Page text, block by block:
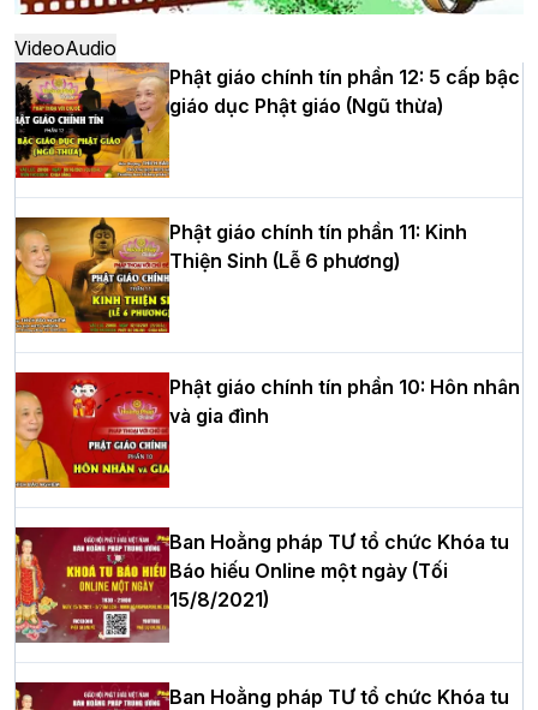
thứ XIV tại chùa Bằng
Học yêu thương trong ngày tu tập thứ
tư của Khóa sinh hoạt Phật pháp mùa
hè tại chùa Bằng
HT.Thích Thọ Lạc được suy cử làm tân
Trưởng BTS GHPGVN tỉnh Nghệ An
Hòa thượng Thích Quảng Tùng tái đắc
cử Trưởng BTS GHPGVN thành phố Hải
Phòng nhiệm kỳ 2026 – 2031
Thượng tọa Thích Tâm Chính được suy
cử tân Trưởng ban Trị sự GHPGVN tỉnh
VideoAudio
Phật giáo chính tín phần 12: 5 cấp bậc
giáo dục Phật giáo (Ngũ thừa)
Phật giáo chính tín phần 11: Kinh
Thiện Sinh (Lễ 6 phương)
Phật giáo chính tín phần 10: Hôn nhân
và gia đình
Ban Hoằng pháp TƯ tổ chức Khóa tu
Báo hiếu Online một ngày (Tối
15/8/2021)
Ban Hoằng pháp TƯ tổ chức Khóa tu